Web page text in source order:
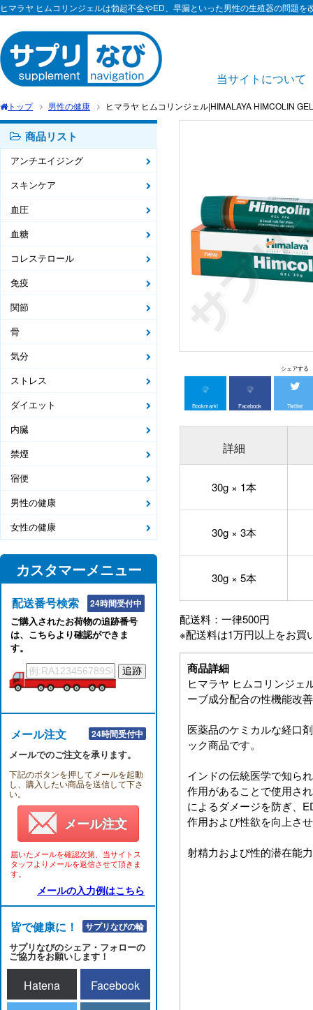
ヒマラヤ ヒムコリンジェルは勃起不全やED、早漏といった男性の生殖器の問題
当サイトについて
トップ 男性の健康 ヒマラヤ ヒムコリンジェル|HIMALAYA HIMCOLIN
商品リスト
アンチエイジング
スキンケア
血圧
血糖
コレステロール
免疫
関節
骨
気分
ストレス
ダイエット
内臓
禁煙
宿便
男性の健康
女性の健康
カスタマーメニュー
配送番号検索 24時間受付中
ご購入されたお荷物の追跡番号
は、こちらより確認ができま
す。
メール注文 24時間受付中
メールでのご注文を承ります。
下記のボタンを押してメールを起動
し、購入したい商品を送信して下さ
い。
メール注文
届いたメールを確認次第、当サイトス
タッフよりメールを返信させて頂きま
す。
メールの入力例はこちら
皆で健康に！！サプリなびの輪
サプリなびのシェア・フォローの
ご協力をお願いします！
Hatena Facebook
シェアする
Bookmark! Facebook Twitter
詳細
30g × 1本
30g × 3本
30g × 5本
配送料：一律500円
※配送料は1万円以上をお買
商品詳細
ヒマラヤ ヒムコリンジェ
ーブ成分配合の性機能改
医薬品のケミカルな経口
ック商品です。
インドの伝統医学で知ら
作用があることで使用さ
によるダメージを防ぎ、
作用および性欲を向上さ
射精力および性的潜在能